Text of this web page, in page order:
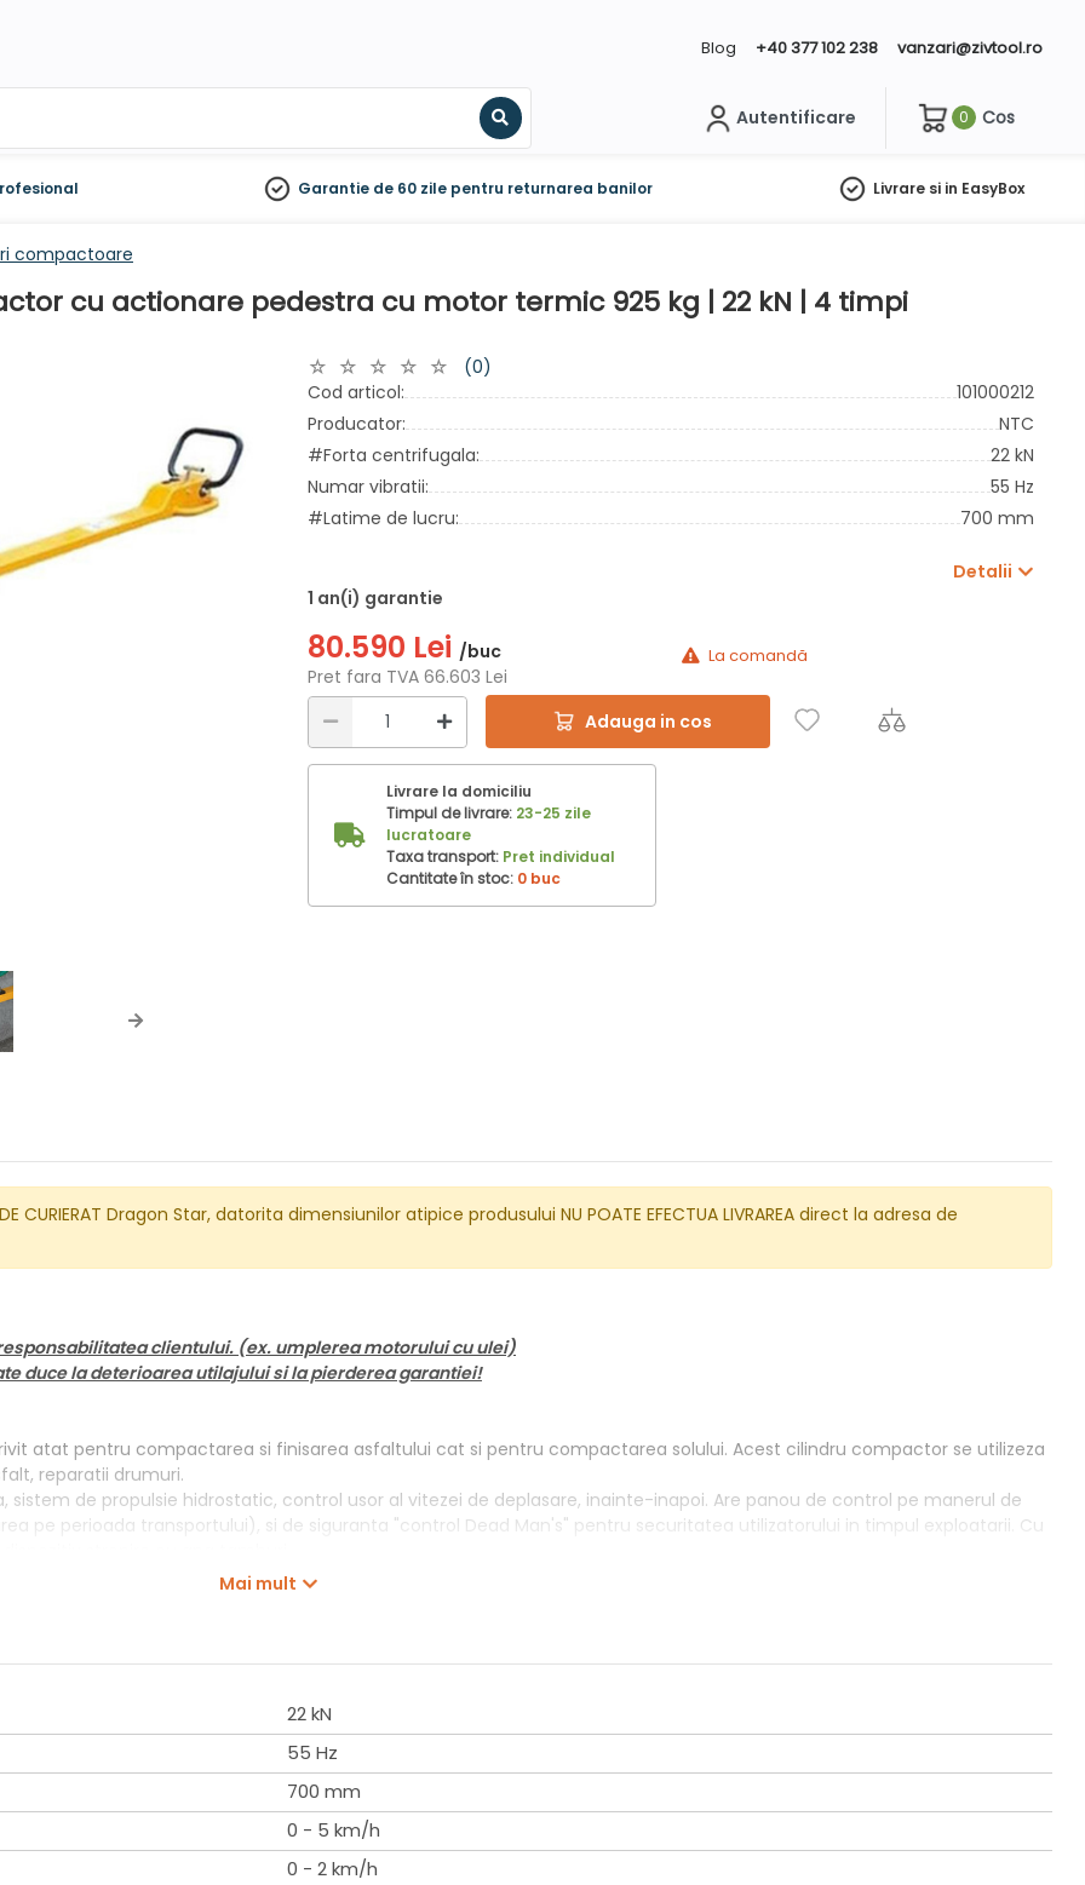
Blog +40 377 102 238 vanzari@zivtool.ro
Search
Autentificare 0 Cos
Garantie de 60 zile pentru returnarea banilor Livrare si in EasyBox
compactoare
cu actionare pedestra cu motor termic 925 kg | 22 kN | 4 timpi
Next
(0)
Cod articol:
101000212
Producator:
NTC
#Forta centrifugala:
22 kN
Numar vibratii:
55 Hz
#Latime de lucru:
700 mm
Detalii
1 an(i) garantie
80.590 Lei /buc
Pret fara TVA 66.603 Lei
La comandă
Adauga in cos
Livrare la domiciliu
Timpul de livrare: 23-25 zile
lucratoare
Taxa transport: Pret individual
Cantitate în stoc: 0 buc
DE CURIERAT Dragon Star, datorita dimensiunilor atipice produsului NU POATE EFECTUA LIVRAREA direct la adresa de
clientului. (ex. umplerea motorului cu ulei)
duce la deterioarea utilajului si la pierderea garantiei!
atat pentru compactarea si finisarea asfaltului cat si pentru compactarea solului. Acest cilindru compactor se utilizeza
reparatii drumuri.
de propulsie hidrostatic, control usor al vitezei de deplasare, inainte-inapoi. Are panou de control pe manerul de
pe perioada transportului), si de siguranta "control Dead Man's" pentru securitatea utilizatorului in timpul exploatarii. Cu
Mai mult
22 kN
55 Hz
700 mm
0 - 5 km/h
0 - 2 km/h